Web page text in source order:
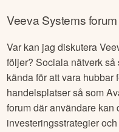
Veeva Systemsforum
Var kan jag diskutera
följer? Sociala nätverk så
kända för att vara hubbar
handelsplatser så som
forum där användare kan
investeringsstrategier